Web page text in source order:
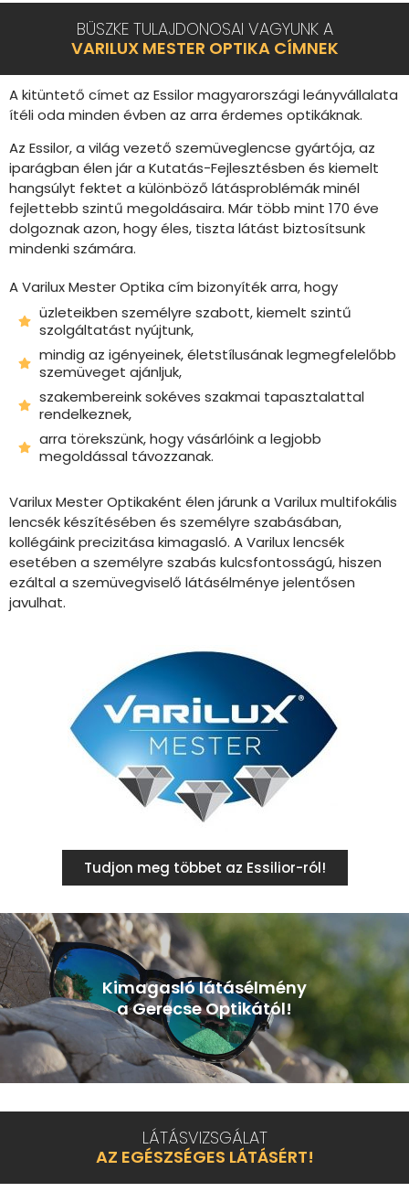
BÜSZKE TULAJDONOSAI VAGYUNK A
VARILUX MESTER OPTIKA CÍMNEK
Tudjon meg többet az Essilior-ról!
A kitüntető címet az Essilor magyarországi leányvállalata
ítéli oda minden évben az arra érdemes optikáknak.
Az Essilor, a világ vezető szemüveglencse gyártója, az
iparágban élen jár a Kutatás-Fejlesztésben és kiemelt
hangsúlyt fektet a különböző látásproblémák minél
fejlettebb szintű megoldásaira. Már több mint 170 éve
dolgoznak azon, hogy éles, tiszta látást biztosítsunk
mindenki számára.
A Varilux Mester Optika cím bizonyíték arra, hogy
üzleteikben személyre szabott, kiemelt szintű
szolgáltatást nyújtunk,
mindig az igényeinek, életstílusának legmegfelelőbb
szemüveget ajánljuk,
szakembereink sokéves szakmai tapasztalattal
rendelkeznek,
arra törekszünk, hogy vásárlóink a legjobb
megoldással távozzanak.
Varilux Mester Optikaként élen járunk a Varilux multifokális
lencsék készítésében és személyre szabásában,
kollégáink precizitása kimagasló. A Varilux lencsék
esetében a személyre szabás kulcsfontosságú, hiszen
ezáltal a szemüvegviselő látásélménye jelentősen
javulhat.
Kimagasló látásélmény
a Gerecse Optikától!
LÁTÁSVIZSGÁLAT
AZ EGÉSZSÉGES LÁTÁSÉRT!